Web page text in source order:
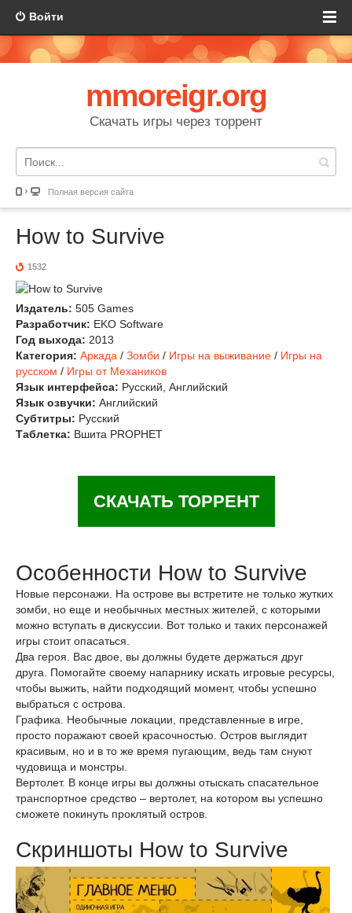
Войти
mmoreigr.org
Скачать игры через торрент
Полная версия сайта
How to Survive
1532
Издатель: 505 Games
Разработчик: EKO Software
Год выхода: 2013
Категория: Аркада / Зомби / Игры на выживание / Игры на
русском / Игры от Механиков
Язык интерфейса: Русский, Английский
Язык озвучки: Английский
Субтитры: Русский
Таблетка: Вшита PROPHET
СКАЧАТЬ ТОРРЕНТ
Особенности How to Survive
Новые персонажи. На острове вы встретите не только жутких
зомби, но еще и необычных местных жителей, с которыми
можно вступать в дискуссии. Вот только и таких персонажей
игры стоит опасаться.
Два героя. Вас двое, вы должны будете держаться друг
друга. Помогайте своему напарнику искать игровые ресурсы,
чтобы выжить, найти подходящий момент, чтобы успешно
выбраться с острова.
Графика. Необычные локации, представленные в игре,
просто поражают своей красочностью. Остров выглядит
красивым, но и в то же время пугающим, ведь там снуют
чудовища и монстры.
Вертолет. В конце игры вы должны отыскать спасательное
транспортное средство – вертолет, на котором вы успешно
сможете покинуть проклятый остров.
Скриншоты How to Survive